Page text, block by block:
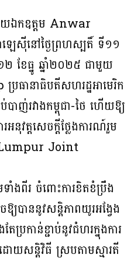
មួយឯកឧត្ដម Anwar
ឡេស៊ីនៅថ្ងៃព្រហស្បតិ៍ ទី១១
ខែធ្នូ ឆ្នាំ២០២៥ ជាមួយ
ធានាធិបតីសហរដ្ឋអាមេរិក
ាញ់រវាងកម្ពុជា-ថៃ ហើយឱ្យ
នុវត្តសេចក្ដីថ្លែងការណ៍រួម
Joint
ាំងពីរ ចំពោះការខិតខំប្រឹង
យបាននូវសន្តិភាពយូរអង្វែង
ែប្រកាន់ខ្ជាប់នូវជំហរក្នុងការ
ោយសន្តិវិធី ស្របតាមស្មារតី